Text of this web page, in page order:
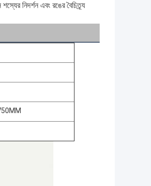
নিদর্শন এবং রঙের বৈচিত্র্য